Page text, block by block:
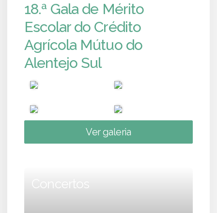
18.ª Gala de Mérito
Escolar do Crédito
Agrícola Mútuo do
Alentejo Sul
Ver galeria
Concertos